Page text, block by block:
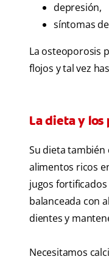
depresión,
síntomas
La osteoporosis
flojos y tal vez
La dieta y
Su dieta también
alimentos ricos
jugos fortificados
balanceada con
dientes y
Necesitamos